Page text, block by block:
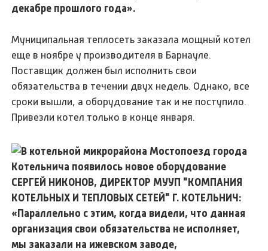
декабре прошлого года».
Муниципальная теплосеть заказала мощный котел
еще в ноябре у производителя в Барнауле.
Поставщик должен был исполнить свои
обязательства в течении двух недель. Однако, все
сроки вышли, а оборудование так и не поступило.
Привезли котел только в конце января.
СЕРГЕЙ НИКОНОВ, ДИРЕКТОР МУУП "КОМПАНИЯ
КОТЕЛЬНЫХ И ТЕПЛОВЫХ СЕТЕЙ" Г. КОТЕЛЬНИЧ:
«Параллельно с этим, когда видели, что данная
организация свои обязательства не исполняет,
мы заказали на ижевском заводе,